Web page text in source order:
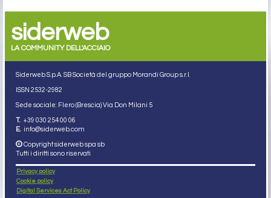
siderweb
LA COMMUNITY DELL'ACCIAIO
Siderweb S.p.A. SB Società del gruppo Morandi Group s.r.l.
ISSN 2532-2982
Sede sociale: Flero (Brescia) Via Don Milani 5
T. +39 030 254 00 06
E. info@siderweb.com
Copyright siderweb spa sb
Tutti i diritti sono riservati
Privacy policy
Cookie policy
Digital Services Act Policy